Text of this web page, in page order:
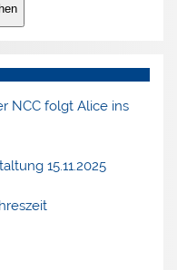
NCC folgt Alice ins
15.11.2025